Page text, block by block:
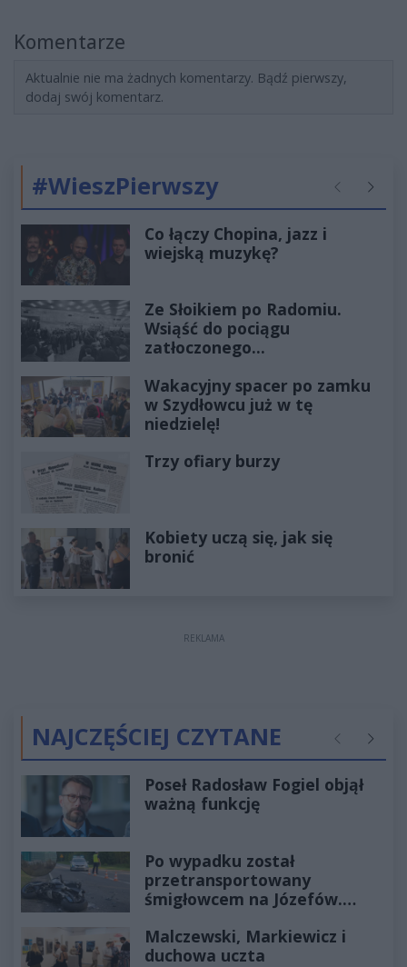
Komentarze
Aktualnie nie ma żadnych komentarzy. Bądź pierwszy,
dodaj swój komentarz.
#WieszPierwszy Poprzednie
Co łączy Chopina, jazz i
wiejską muzykę?
Ze Słoikiem po Radomiu.
Wsiąść do pociągu
zatłoczonego...
Wakacyjny spacer po zamku
w Szydłowcu już w tę
niedzielę!
Trzy ofiary burzy
Kobiety uczą się, jak się
bronić
REKLAMA
NAJCZĘŚCIEJ CZYTANE Poprzednie
Poseł Radosław Fogiel objął
ważną funkcję
Po wypadku został
przetransportowany
śmigłowcem na Józefów.
Malczewski, Markiewicz i
duchowa uczta